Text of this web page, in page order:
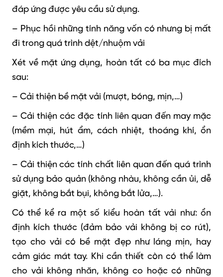
đáp ứng được yêu cầu sử dụng.
– Phục hồi những tính năng vốn có nhưng bị mất
đi trong quá trình dệt/nhuộm vải
Xét về mặt ứng dụng, hoàn tất có ba mục đích
sau:
– Cải thiện bề mặt vải (mượt, bóng, mịn,…)
– Cải thiện các đặc tính liên quan đến may mặc
(mềm mại, hút ẩm, cách nhiệt, thoáng khí, ổn
định kích thước,…)
– Cải thiện các tính chất liên quan đến quá trình
sử dụng bảo quản (không nhàu, không cần ủi, dễ
giặt, không bắt bụi, không bắt lửa,…).
Có thể kể ra một số kiểu hoàn tất vải như: ổn
định kích thước (đảm bảo vải không bị co rút),
tạo cho vải có bề mặt đẹp như láng mịn, hay
cảm giác mát tay. Khi cần thiết còn có thể làm
cho vải không nhăn, không co hoặc có những